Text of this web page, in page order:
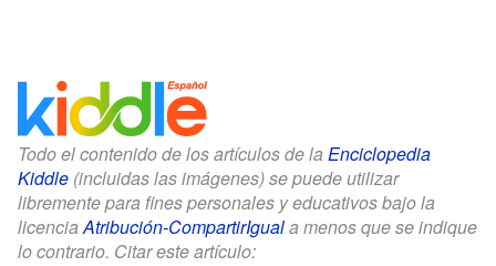
Todo el contenido de los artículos de la Enciclopedia
Kiddle (incluidas las imágenes) se puede utilizar
libremente para fines personales y educativos bajo la
licenciaAtribución-CompartirIguala menos que se indique
lo contrario. Citar este artículo: